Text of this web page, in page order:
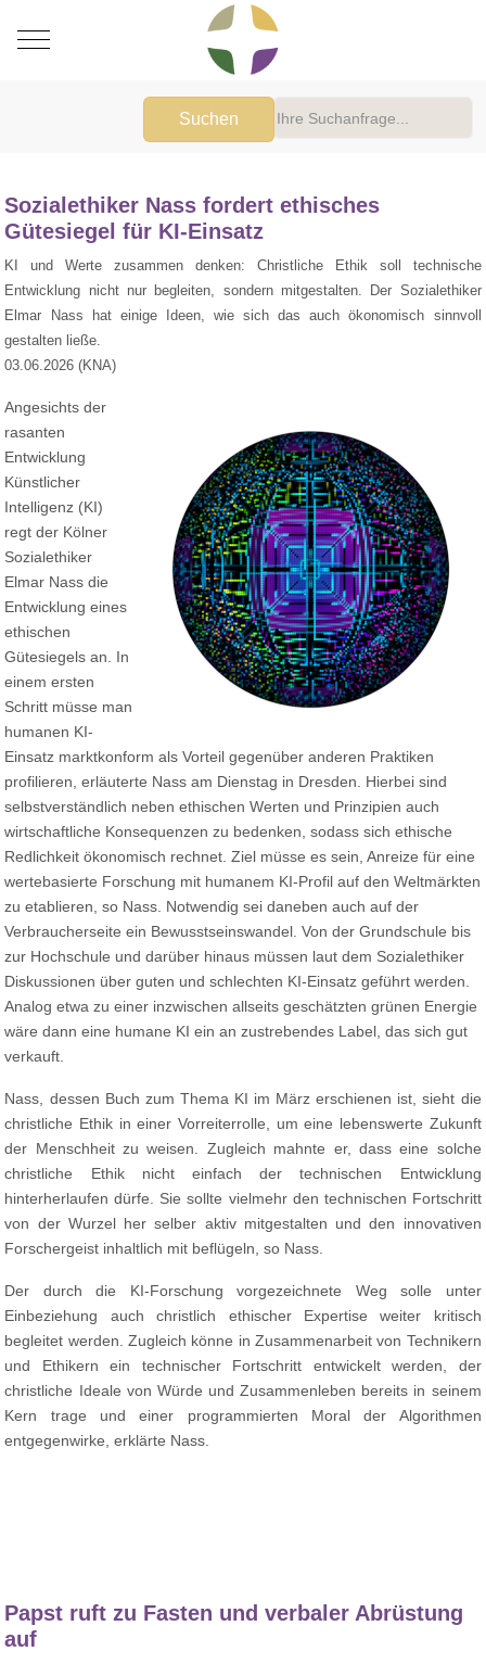
Mobile Menu Toggle
Suchen
Sozialethiker Nass fordert ethisches
Gütesiegel für KI-Einsatz
KI und Werte zusammen denken: Christliche Ethik soll technische
Entwicklung nicht nur begleiten, sondern mitgestalten. Der Sozialethiker
Elmar Nass hat einige Ideen, wie sich das auch ökonomisch sinnvoll
gestalten ließe.
03.06.2026 (KNA)
Angesichts der
rasanten
Entwicklung
Künstlicher
Intelligenz (KI)
regt der Kölner
Sozialethiker
Elmar Nass die
Entwicklung eines
ethischen
Gütesiegels an. In
einem ersten
Schritt müsse man
humanen KI-
Einsatz marktkonform als Vorteil gegenüber anderen Praktiken
profilieren, erläuterte Nass am Dienstag in Dresden. Hierbei sind
selbstverständlich neben ethischen Werten und Prinzipien auch
wirtschaftliche Konsequenzen zu bedenken, sodass sich ethische
Redlichkeit ökonomisch rechnet. Ziel müsse es sein, Anreize für eine
wertebasierte Forschung mit humanem KI-Profil auf den Weltmärkten
zu etablieren, so Nass. Notwendig sei daneben auch auf der
Verbraucherseite ein Bewusstseinswandel. Von der Grundschule bis
zur Hochschule und darüber hinaus müssen laut dem Sozialethiker
Diskussionen über guten und schlechten KI-Einsatz geführt werden.
Analog etwa zu einer inzwischen allseits geschätzten grünen Energie
wäre dann eine humane KI ein an zustrebendes Label, das sich gut
verkauft.
Nass, dessen Buch zum Thema KI im März erschienen ist, sieht die
christliche Ethik in einer Vorreiterrolle, um eine lebenswerte Zukunft
der Menschheit zu weisen. Zugleich mahnte er, dass eine solche
christliche Ethik nicht einfach der technischen Entwicklung
hinterherlaufen dürfe. Sie sollte vielmehr den technischen Fortschritt
von der Wurzel her selber aktiv mitgestalten und den innovativen
Forschergeist inhaltlich mit beflügeln, so Nass.
Der durch die KI-Forschung vorgezeichnete Weg solle unter
Einbeziehung auch christlich ethischer Expertise weiter kritisch
begleitet werden. Zugleich könne in Zusammenarbeit von Technikern
und Ethikern ein technischer Fortschritt entwickelt werden, der
christliche Ideale von Würde und Zusammenleben bereits in seinem
Kern trage und einer programmierten Moral der Algorithmen
entgegenwirke, erklärte Nass.
Papst ruft zu Fasten und verbaler Abrüstung
auf